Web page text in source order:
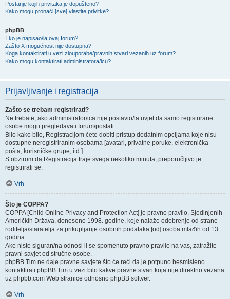
Postanje kojih privitaka je dopušteno?
Kako mogu pronaći [sve] vlastite privitke?
phpBB
Tko je napisao/la ovaj forum?
Zašto X mogućnost nije dostupna?
Koga kontaktirati u vezi zlouporabe/pravnih stvari vezanih uz forum?
Kako mogu kontaktirati administratora/icu?
Prijavljivanje i registracija
Zašto se trebam registrirati?
Ne trebate, ako administrator/ica nije postavio/la uvjet da samo registrirane
osobe mogu pregledavati forum/postati.
Bilo kako bilo, Registracijom ćete dobiti pristup dodatnim opcijama koje nisu
dostupne neregistriranim osobama [avatari, privatne poruke, elektronička
pošta, korisničke grupe, itd.].
S obzirom da Registracija traje svega nekoliko minuta, preporučljivo je
registrirati se.
Vrh
Što je COPPA?
COPPA [Child Online Privacy and Protection Act] je pravno pravilo, Sjedinjenih
Američkih Država, doneseno 1998. godine, koje nalaže odobrenje od strane
roditelja/staratelja za prikupljanje osobnih podataka [od] osoba mlađih od 13
godina.
Ako niste siguran/na odnosi li se spomenuto pravno pravilo na vas, zatražite
pravni savjet od stručne osobe.
phpBB Tim ne daje pravne savjete što će reći da je potpuno besmisleno
kontaktirati phpBB Tim u vezi bilo kakve pravne stvari koja nije direktno vezana
uz phpbb.com Web stranice odnosno phpBB softver.
Vrh